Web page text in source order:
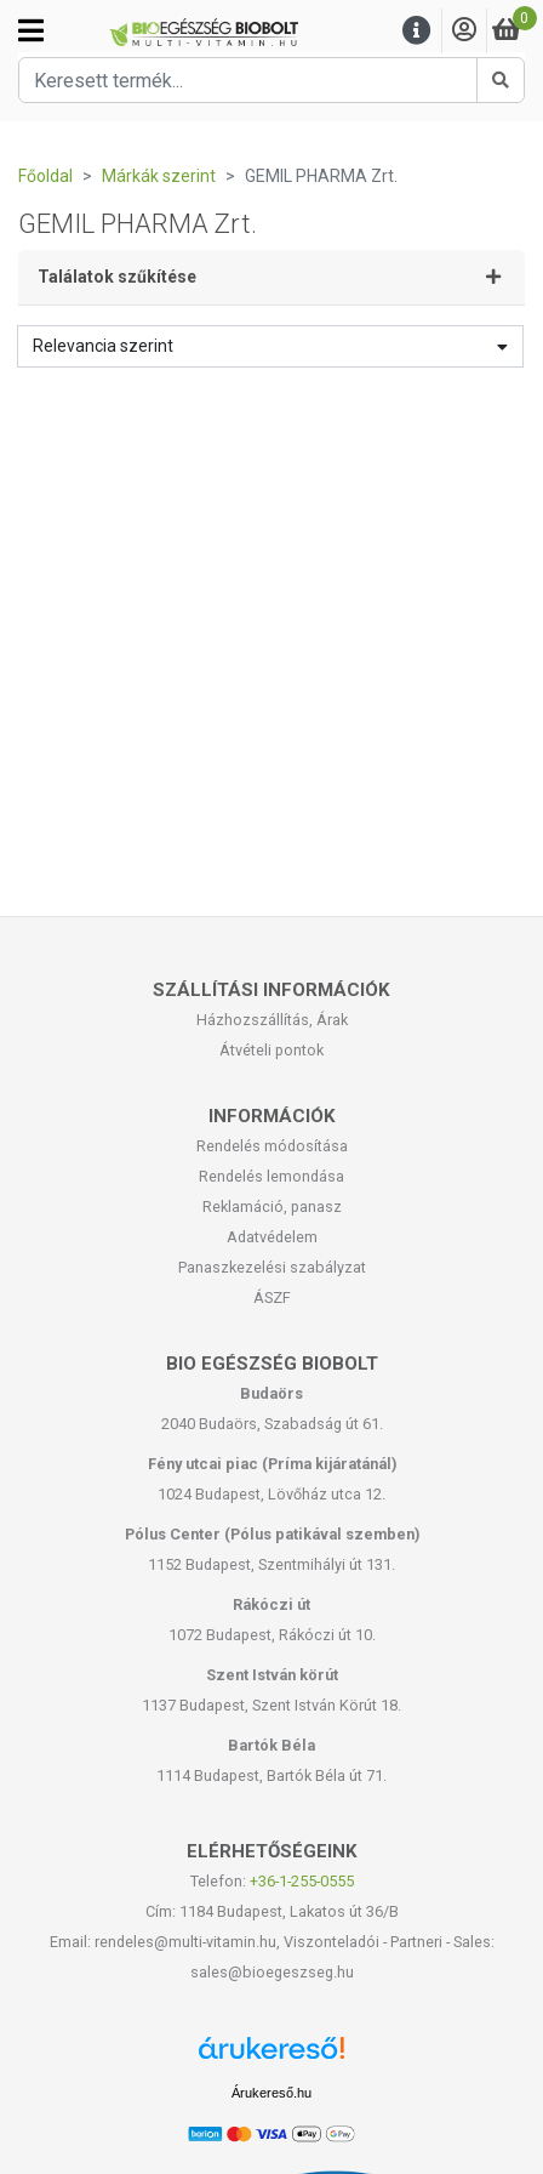
0
Főoldal Márkák szerint GEMIL PHARMA Zrt.
GEMIL PHARMA Zrt.
Találatok szűkítése
Relevancia szerint
SZÁLLÍTÁSI INFORMÁCIÓK
Házhozszállítás, Árak
Átvételi pontok
INFORMÁCIÓK
Rendelés módosítása
Rendelés lemondása
Reklamáció, panasz
Adatvédelem
Panaszkezelési szabályzat
ÁSZF
BIO EGÉSZSÉG BIOBOLT
Budaörs
2040 Budaörs, Szabadság út 61.
Fény utcai piac (Príma kijáratánál)
1024 Budapest, Lövőház utca 12.
Pólus Center (Pólus patikával szemben)
1152 Budapest, Szentmihályi út 131.
Rákóczi út
1072 Budapest, Rákóczi út 10.
Szent István körút
1137 Budapest, Szent István Körút 18.
Bartók Béla
1114 Budapest, Bartók Béla út 71.
ELÉRHETŐSÉGEINK
Telefon: +36-1-255-0555
Cím: 1184 Budapest, Lakatos út 36/B
Email: rendeles@multi-vitamin.hu, Viszonteladói - Partneri - Sales:
sales@bioegeszseg.hu
Árukereső.hu